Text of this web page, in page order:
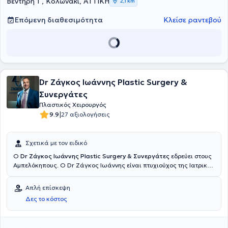
συνεργάτης και χειρουργεί στις ιδιωτικές κλινικές Metropolitan
General, Αττικόν Θεραπευτήριον και City Hospital Καλαμάτας.
Επόμενη διαθεσιμότητα Κλείσε ραντεβού
Dr Ζάγκος Ιωάννης Plastic Surgery &
Συνεργάτες
Πλαστικός Χειρουργός
9.9|27 αξιολογήσεις
Σχετικά με τον ειδικό
Ο Dr Ζάγκος Ιωάννης Plastic Surgery & Συνεργάτες εδρεύει στους
Αμπελόκηπους. Ο Dr Ζάγκος Ιωάννης είναι πτυχιούχος της Ιατρικής
πρακτική του εκπαίδευση σε διάφορα νοσοκομεία της Ελλάδας,
όπως το Γενικό Νοσοκομείο Ιωαννίνων και το Γενικό Νοσοκομείο
Αθηνών "Γ. Γεννηματάς". Έχει παρακολουθήσει και συμμετάσχει με
εργασίες σε πλήθος συνεδρίων με θέματα πλαστικής,
Απλή επίσκεψη
Δες το κόστος